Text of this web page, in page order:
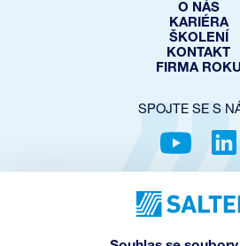
O NÁS
KARIÉRA
ŠKOLENÍ
KONTAKT
FIRMA
SPOJTE SE S
OCHRANA
COOKIES